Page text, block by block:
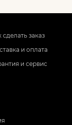
сделать заказ
и оплата
и сервис